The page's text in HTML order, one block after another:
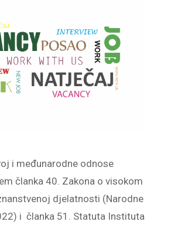
i međunarodne odnose
članka 40. Zakona o visokom
djelatnosti (Narodne
i članka 51. Statuta Instituta